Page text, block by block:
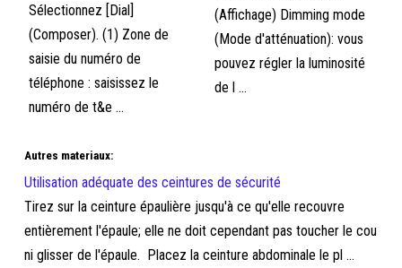
Sélectionnez [Dial]
(Composer). (1) Zone de
saisie du numéro de
téléphone : saisissez le
numéro de t&e ...
(Affichage) Dimming mode
(Mode d'atténuation): vous
pouvez régler la luminosité
de l ...
Autres materiaux:
Utilisation adéquate des ceintures de sécurité
Tirez sur la ceinture épaulière jusqu'à ce qu'elle recouvre
entièrement l'épaule; elle ne doit cependant pas toucher le cou
ni glisser de l'épaule. Placez la ceinture abdominale le pl ...